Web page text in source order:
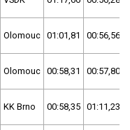
Olomouc 01:01,81 00:56,56
Olomouc 00:58,31 00:57,80
KK Brno 00:58,35 01:11,23